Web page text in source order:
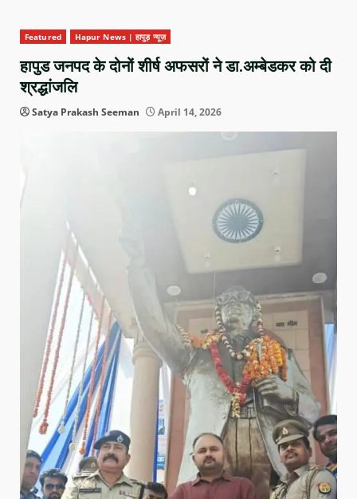
Featured Hapur News | हापुड़ न्यूज़
हापुड जनपद के दोनों शीर्ष अफसरों ने डा.अम्बेडकर को दी
श्रद्धांजलि
Satya Prakash Seeman April 14, 2026